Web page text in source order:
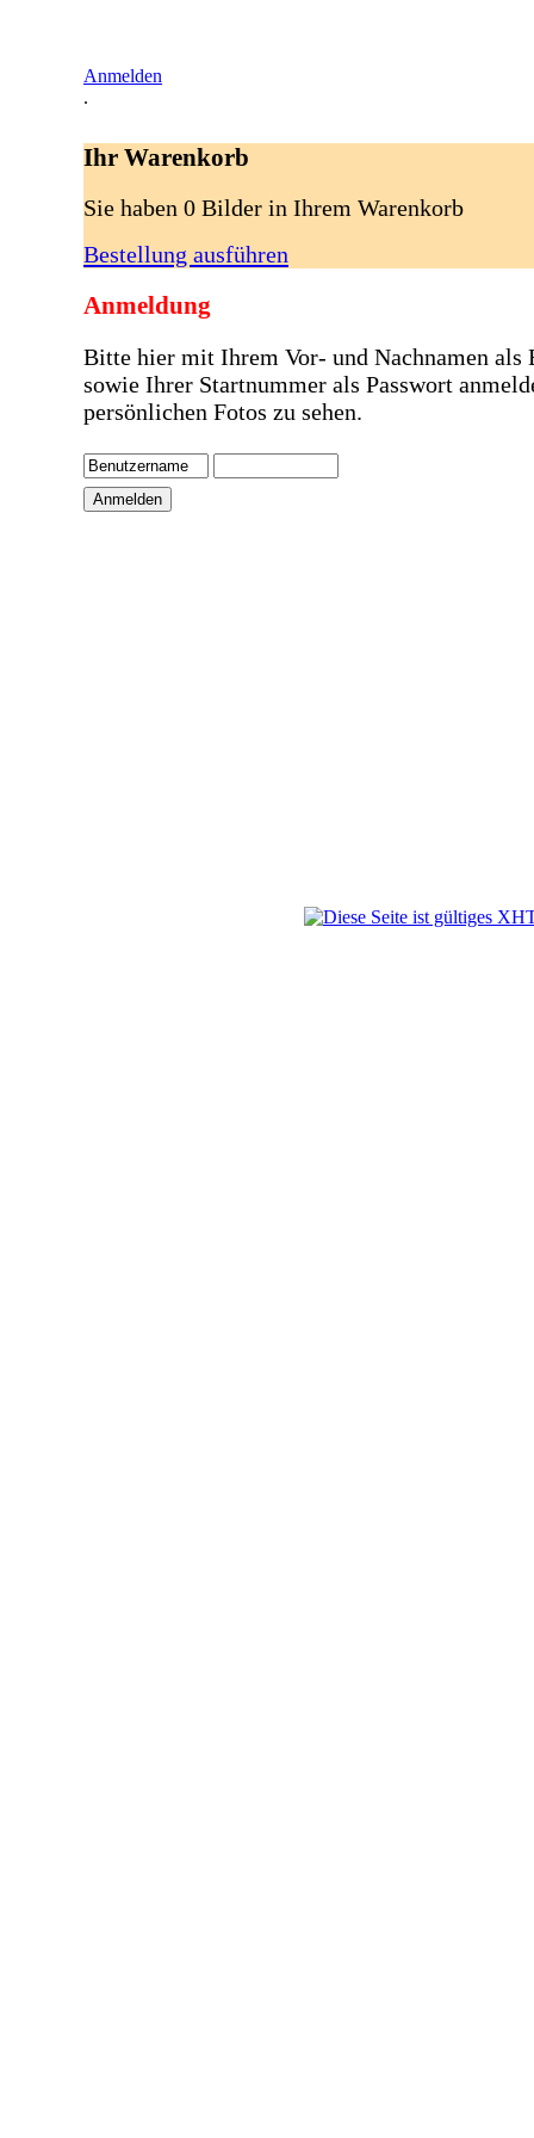
Anmelden
.
Ihr Warenkorb
Sie haben 0 Bilder in Ihrem Warenkorb
Bestellung ausführen
Anmeldung
Bitte hier mit Ihrem Vor- und Nachnamen als
sowie Ihrer Startnummer als Passwort
persönlichen Fotos zu sehen.